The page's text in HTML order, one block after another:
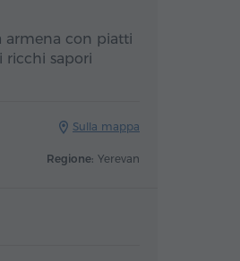
armena con piatti
ricchi sapori
Sulla mappa
Regione: Yerevan